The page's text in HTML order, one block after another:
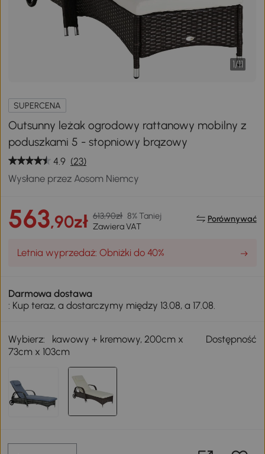
1/11
SUPERCENA
Outsunny leżak ogrodowy rattanowy mobilny z
poduszkami 5 - stopniowy brązowy
4.9 (23)
Wysłane przez Aosom Niemcy
563,90zł 613,90zł 8% Taniej
Zawiera VAT
Porównywać
Letnia wyprzedaż: Obniżki do 40%
Darmowa dostawa
: Kup teraz, a dostarczymy między 13.08, a 17.08.
Wybierz:
kawowy + kremowy, 200cm x
73cm x 103cm
Dostępność